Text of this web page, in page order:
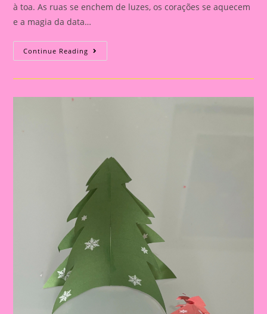
à toa. As ruas se enchem de luzes, os corações se aquecem
e a magia da data…
Continue Reading Atividade
De
De